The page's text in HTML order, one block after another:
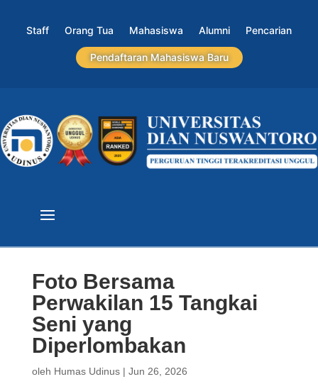
Staff Orang Tua Mahasiswa Alumni Pencarian
Pendaftaran Mahasiswa Baru
Foto Bersama
Perwakilan 15 Tangkai
Seni yang
Diperlombakan
oleh Humas Udinus| Jun 26, 2026